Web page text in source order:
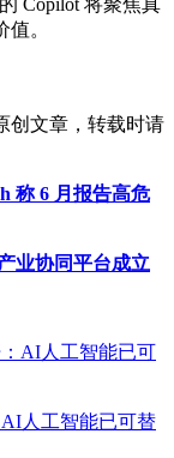
。
创文章，转载时请
称 6 月报告高危
业协同平台成立
人工智能已可替